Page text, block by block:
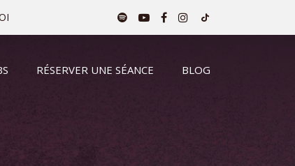
RÉSERVER UNE SÉANCE BLOG